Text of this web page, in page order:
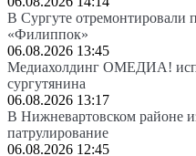
В Сургуте отремонтировали
«Филиппок»
06.08.2026 13:45
Медиахолдинг ОМЕДИА!
сургутянина
06.08.2026 13:17
В Нижневартовском районе
патрулирование
06.08.2026 12:45